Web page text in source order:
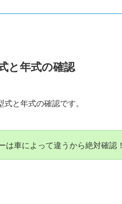
と年式の確認
と年式の確認です。
は車によって違うから絶対確認！